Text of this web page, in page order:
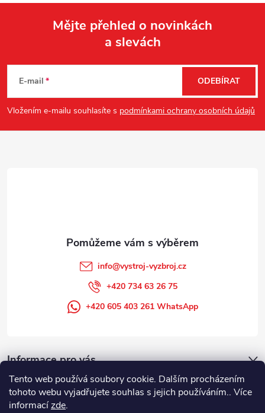
Tento web používá soubory cookie. Dalším procházením
tohoto webu vyjadřujete souhlas s jejich používáním.. Více
informacízde.
p
Mějte přehled o novinkách
a slevách
E-mail
Vložením e-mailu souhlasíte s podmínkami ochrany osobních údajů
ODEBÍRAT
Informace pro vás
info@vystroj-vyzbroj.cz
+420 734 63 26 75
+420 605 403 261 WhatsApp